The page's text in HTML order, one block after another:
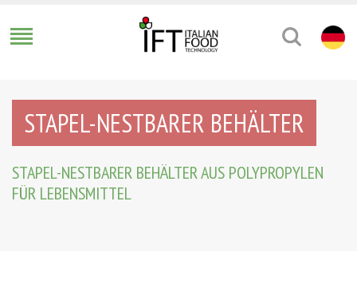
STAPEL-NESTBARER BEHÄLTER
STAPEL-NESTBARER BEHÄLTER AUS POLYPROPYLEN
FÜR LEBENSMITTEL